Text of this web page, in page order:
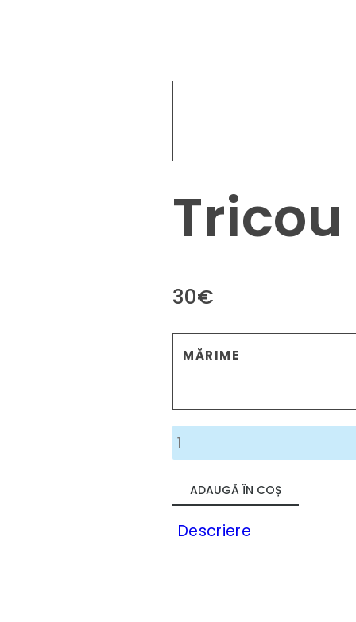
30€
MĂRIME
Tricou
ADAUGĂ ÎN COȘ
Descriere